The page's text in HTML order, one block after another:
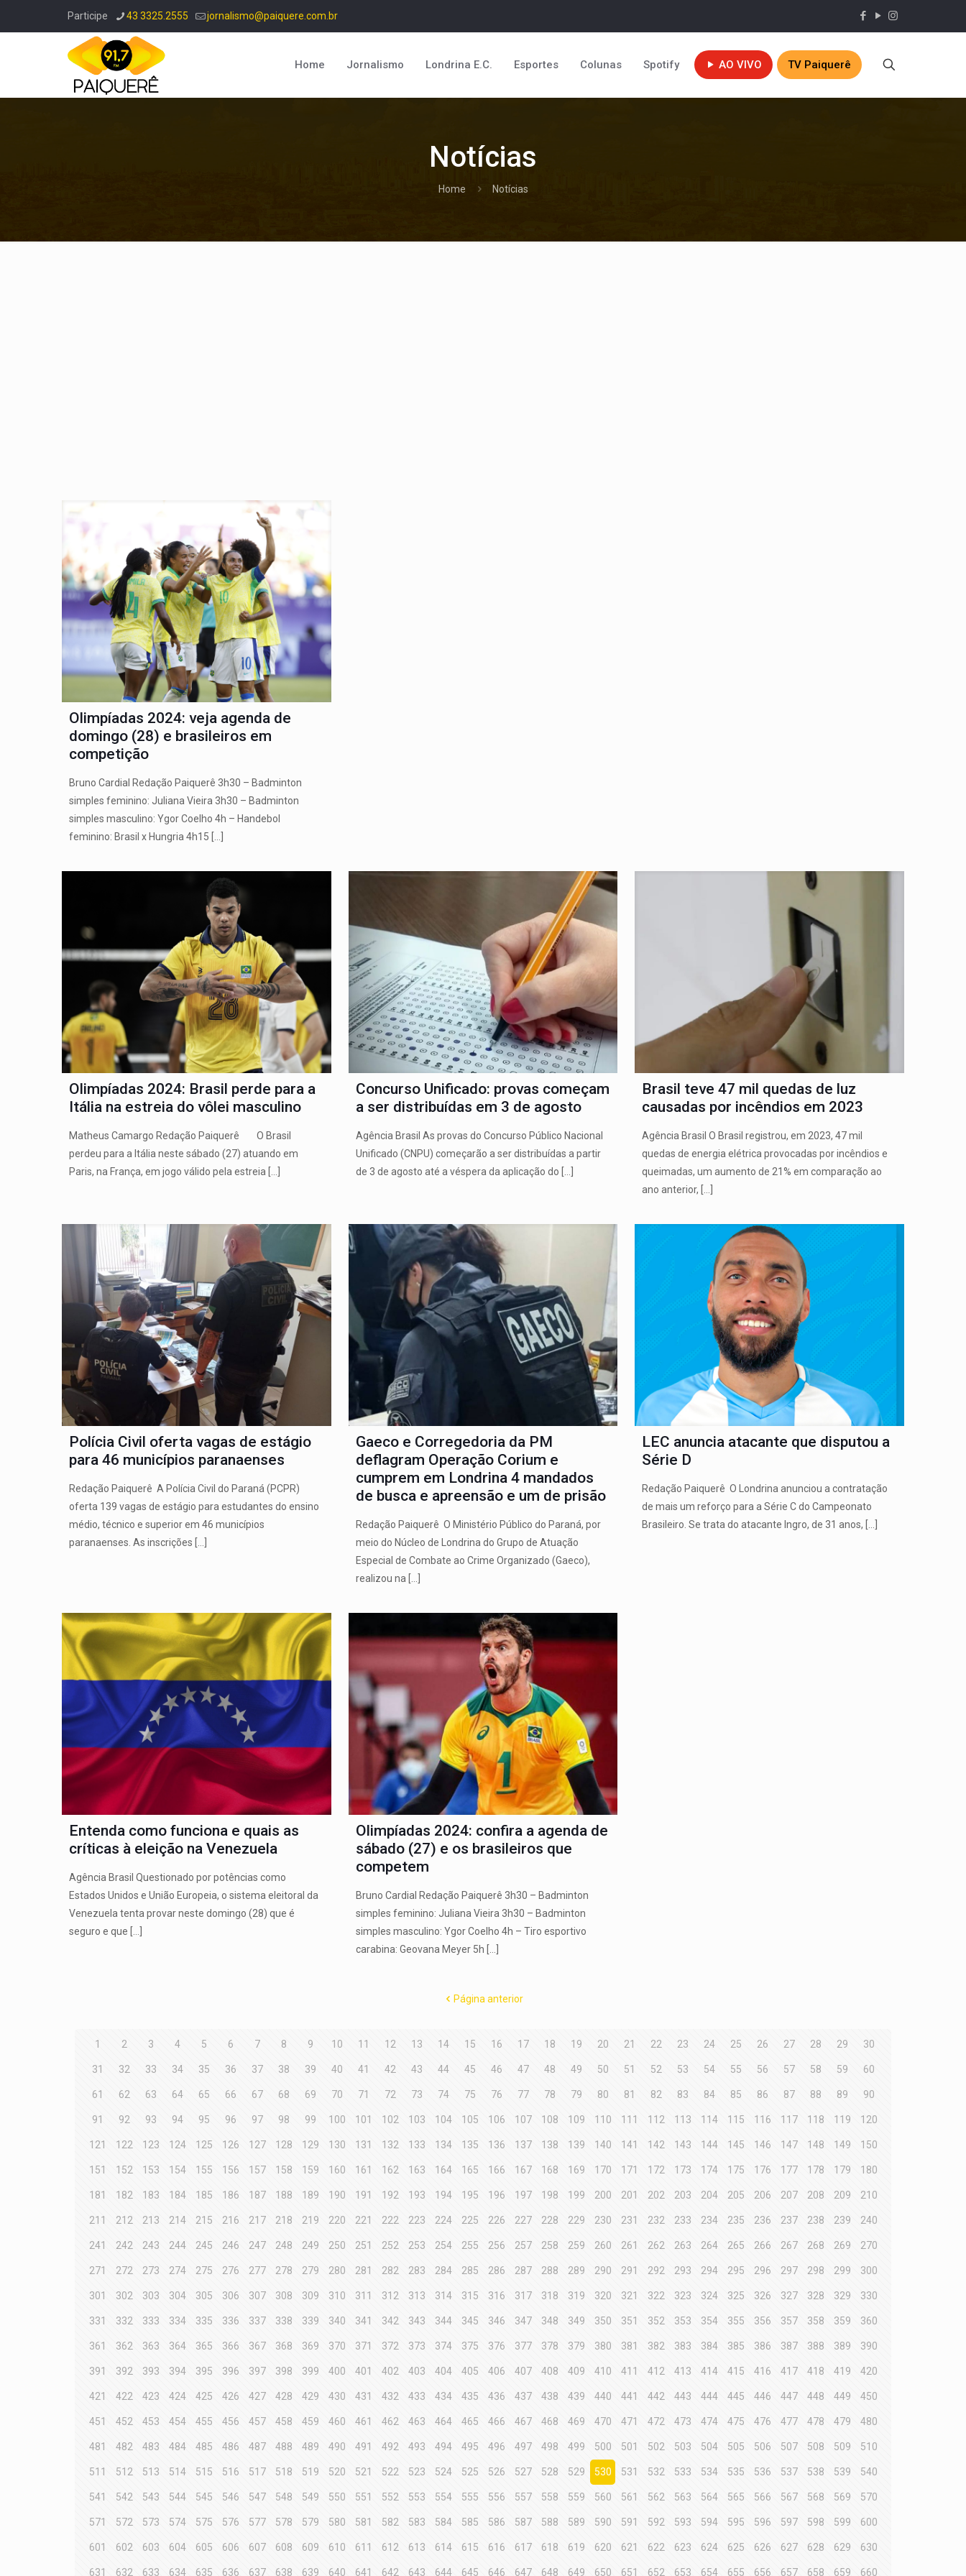
Participe 43 3325.2555 jornalismo@paiquere.com.br
Home Jornalismo Londrina E.C. Esportes Colunas Spotify AO VIVO TV Paiquerê
Notícias
Home Notícias
Olimpíadas 2024: veja agenda de
domingo (28) e brasileiros em
competição
Bruno Cardial Redação Paiquerê 3h30 – Badminton
simples feminino: Juliana Vieira 3h30 – Badminton
simples masculino: Ygor Coelho 4h – Handebol
feminino: Brasil x Hungria 4h15
Olimpíadas 2024: Brasil perde para a
Itália na estreia do vôlei masculino
Matheus Camargo Redação Paiquerê O Brasil
perdeu para a Itália neste sábado (27) atuando em
Paris, na França, em jogo válido pela estreia
Concurso Unificado: provas começam
a ser distribuídas em 3 de agosto
Agência Brasil As provas do Concurso Público Nacional
Unificado (CNPU) começarão a ser distribuídas a partir
de 3 de agosto até a véspera da aplicação do
Brasil teve 47 mil quedas de luz
causadas por incêndios em 2023
Agência Brasil O Brasil registrou, em 2023, 47 mil
quedas de energia elétrica provocadas por incêndios e
queimadas, um aumento de 21% em comparação ao
ano anterior,
Polícia Civil oferta vagas de estágio
para 46 municípios paranaenses
Redação Paiquerê A Polícia Civil do Paraná (PCPR)
oferta 139 vagas de estágio para estudantes do ensino
médio, técnico e superior em 46 municípios
paranaenses. As inscrições
Gaeco e Corregedoria da PM
deflagram Operação Corium e
cumprem em Londrina 4 mandados
de busca e apreensão e um de prisão
Redação Paiquerê O Ministério Público do Paraná, por
meio do Núcleo de Londrina do Grupo de Atuação
Especial de Combate ao Crime Organizado (Gaeco),
realizou na
LEC anuncia atacante que disputou a
Série D
Redação Paiquerê O Londrina anunciou a contratação
de mais um reforço para a Série C do Campeonato
Brasileiro. Se trata do atacante Ingro, de 31 anos,
Entenda como funciona e quais as
críticas à eleição na Venezuela
Agência Brasil Questionado por potências como
Estados Unidos e União Europeia, o sistema eleitoral da
Venezuela tenta provar neste domingo (28) que é
seguro e que
Olimpíadas 2024: confira a agenda de
sábado (27) e os brasileiros que
competem
Bruno Cardial Redação Paiquerê 3h30 – Badminton
simples feminino: Juliana Vieira 3h30 – Badminton
simples masculino: Ygor Coelho 4h – Tiro esportivo
carabina: Geovana Meyer 5h
Página anterior
1 2 3 4 5 6 7 8 9 10 11 12 13 14 15 16 17 18 19 20 21 22 23 24 25 26 27 28 29 30
31 32 33 34 35 36 37 38 39 40 41 42 43 44 45 46 47 48 49 50 51 52 53 54 55 56 57 58 59 60
61 62 63 64 65 66 67 68 69 70 71 72 73 74 75 76 77 78 79 80 81 82 83 84 85 86 87 88 89 90
91 92 93 94 95 96 97 98 99 100 101 102 103 104 105 106 107 108 109 110 111 112 113 114 115 116 117 118 119 120
121 122 123 124 125 126 127 128 129 130 131 132 133 134 135 136 137 138 139 140 141 142 143 144 145 146 147 148 149 150
151 152 153 154 155 156 157 158 159 160 161 162 163 164 165 166 167 168 169 170 171 172 173 174 175 176 177 178 179 180
181 182 183 184 185 186 187 188 189 190 191 192 193 194 195 196 197 198 199 200 201 202 203 204 205 206 207 208 209 210
211 212 213 214 215 216 217 218 219 220 221 222 223 224 225 226 227 228 229 230 231 232 233 234 235 236 237 238 239 240
241 242 243 244 245 246 247 248 249 250 251 252 253 254 255 256 257 258 259 260 261 262 263 264 265 266 267 268 269 270
271 272 273 274 275 276 277 278 279 280 281 282 283 284 285 286 287 288 289 290 291 292 293 294 295 296 297 298 299 300
301 302 303 304 305 306 307 308 309 310 311 312 313 314 315 316 317 318 319 320 321 322 323 324 325 326 327 328 329 330
331 332 333 334 335 336 337 338 339 340 341 342 343 344 345 346 347 348 349 350 351 352 353 354 355 356 357 358 359 360
361 362 363 364 365 366 367 368 369 370 371 372 373 374 375 376 377 378 379 380 381 382 383 384 385 386 387 388 389 390
391 392 393 394 395 396 397 398 399 400 401 402 403 404 405 406 407 408 409 410 411 412 413 414 415 416 417 418 419 420
421 422 423 424 425 426 427 428 429 430 431 432 433 434 435 436 437 438 439 440 441 442 443 444 445 446 447 448 449 450
451 452 453 454 455 456 457 458 459 460 461 462 463 464 465 466 467 468 469 470 471 472 473 474 475 476 477 478 479 480
481 482 483 484 485 486 487 488 489 490 491 492 493 494 495 496 497 498 499 500 501 502 503 504 505 506 507 508 509 510
511 512 513 514 515 516 517 518 519 520 521 522 523 524 525 526 527 528 529 530 531 532 533 534 535 536 537 538 539 540
541 542 543 544 545 546 547 548 549 550 551 552 553 554 555 556 557 558 559 560 561 562 563 564 565 566 567 568 569 570
571 572 573 574 575 576 577 578 579 580 581 582 583 584 585 586 587 588 589 590 591 592 593 594 595 596 597 598 599 600
601 602 603 604 605 606 607 608 609 610 611 612 613 614 615 616 617 618 619 620 621 622 623 624 625 626 627 628 629 630
631 632 633 634 635 636 637 638 639 640 641 642 643 644 645 646 647 648 649 650 651 652 653 654 655 656 657 658 659 660